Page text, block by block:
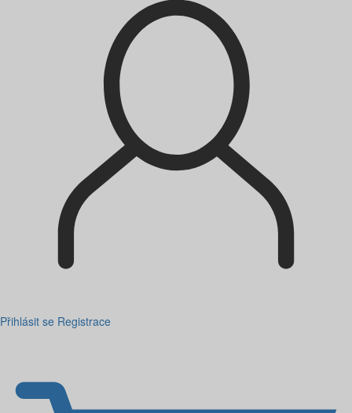
Přihlásit se Registrace